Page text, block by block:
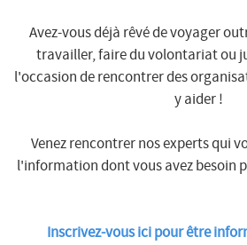
Avez-vous déjà rêvé de voyager
travailler, faire du volontariat ou
l'occasion de rencontrer des
y aider !
Venez rencontrer nos experts qui
l'information dont vous avez besoin
Inscrivez-vous ici pour être